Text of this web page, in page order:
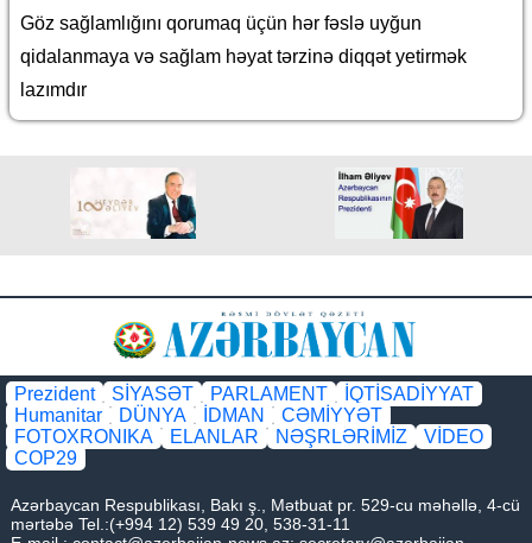
Göz sağlamlığını qorumaq üçün hər fəslə uyğun
qidalanmaya və sağlam həyat tərzinə diqqət yetirmək
lazımdır
Prezident SİYASƏT PARLAMENT
İQTİSADİYYAT
Humanitar
DÜNYA İDMAN
CƏMİYYƏT
FOTOXRONIKA
ELANLAR NƏŞRLƏRİMİZ
VİDEO
COP29
Azərbaycan Respublikası, Bakı ş., Mətbuat pr. 529-cu məhəllə, 4-cü
mərtəbə Tel.:(+994 12) 539 49 20, 538-31-11